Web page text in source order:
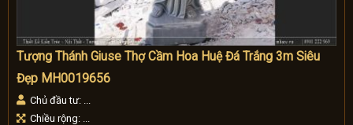
Tượng Thánh Giuse Thợ Cầm Hoa Huệ Đá Trắng 3m Siêu
Đẹp MH0019656
Chủ đầu tư: ...
Chiều rộng: ...